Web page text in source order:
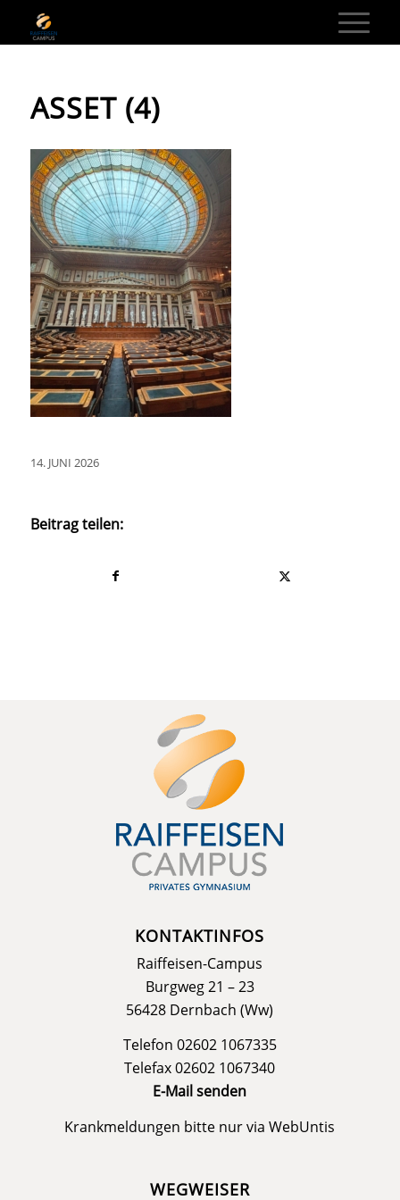
ASSET (4)
14. JUNI 2026
Beitrag teilen:
KONTAKTINFOS
Raiffeisen-Campus
Burgweg 21 – 23
56428 Dernbach (Ww)
Telefon 02602 1067335
Telefax 02602 1067340
E-Mail senden
Krankmeldungen bitte nur viaWebUntis
WEGWEISER